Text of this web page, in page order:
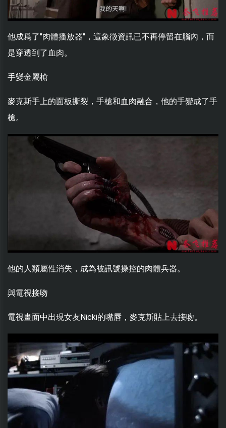
他成爲了"肉體播放器"，這象徵資訊已不再停留在腦內，而
是穿透到了血肉。
手變金屬槍
麥克斯手上的面板撕裂，手槍和血肉融合，他的手變成了手
槍。
他的人類屬性消失，成為被訊號操控的肉體兵器。
與電視接吻
電視畫面中出現女友Nicki的嘴唇，麥克斯貼上去接吻。